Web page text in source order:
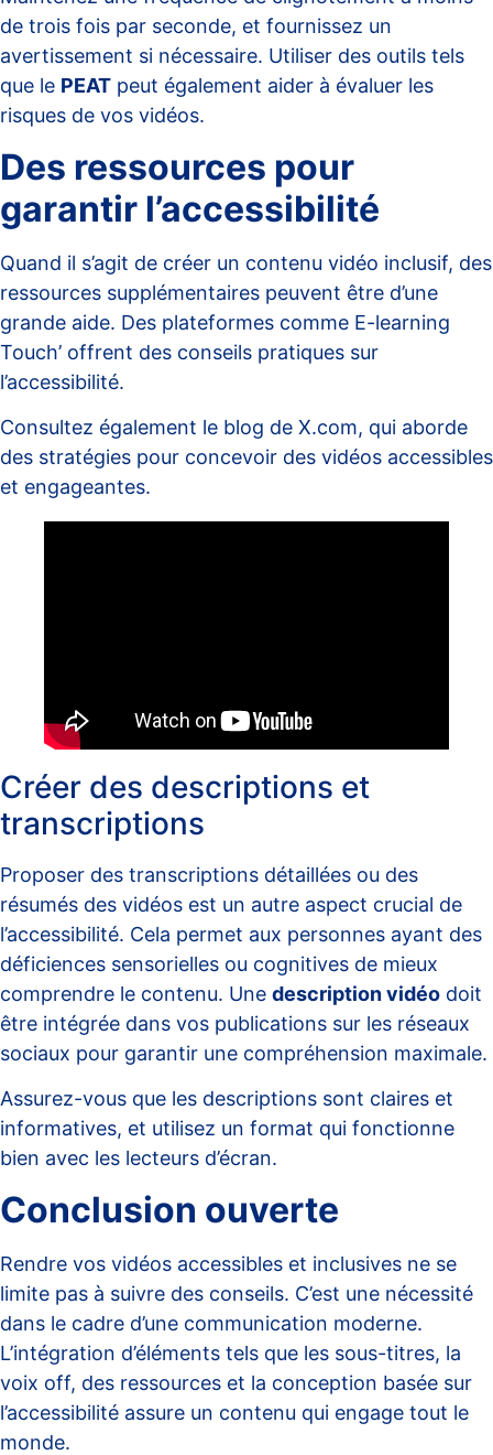
de trois fois par seconde, et fournissez un
avertissement si nécessaire. Utiliser des outils tels
que le PEAT peut également aider à évaluer les
risques de vos vidéos.
Des ressources pour
garantir l’accessibilité
Quand il s’agit de créer un contenu vidéo inclusif, des
ressources supplémentaires peuvent être d’une
grande aide. Des plateformes comme E-learning
Touch’ offrent des conseils pratiques sur
l’accessibilité.
Consultez également le blog de X.com, qui aborde
des stratégies pour concevoir des vidéos accessibles
et engageantes.
Créer des descriptions et
transcriptions
Proposer des transcriptions détaillées ou des
résumés des vidéos est un autre aspect crucial de
l’accessibilité. Cela permet aux personnes ayant des
déficiences sensorielles ou cognitives de mieux
comprendre le contenu. Une description vidéo doit
être intégrée dans vos publications sur les réseaux
sociaux pour garantir une compréhension maximale.
Assurez-vous que les descriptions sont claires et
informatives, et utilisez un format qui fonctionne
bien avec les lecteurs d’écran.
Conclusion ouverte
Rendre vos vidéos accessibles et inclusives ne se
limite pas à suivre des conseils. C’est une nécessité
dans le cadre d’une communication moderne.
L’intégration d’éléments tels que les sous-titres, la
voix off, des ressources et la conception basée sur
l’accessibilité assure un contenu qui engage tout le
monde.